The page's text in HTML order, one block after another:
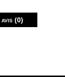
avis (0)